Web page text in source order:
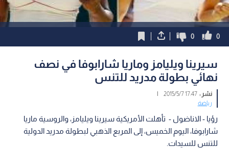
0
0
سيرينا ويليامز وماريا شارابوفا في نصف
نهائي بطولة مدريد للتنس
نشر :17:47 2015/5/7
|
رياضة
رؤيا - الاناضول - تأهلت الأمريكية سيرينا ويليامز، والروسية ماريا
شارابوفا، اليوم الخميس، إلى المربع الذهبي لبطولة مدريد الدولية
للتنس للسيدات.